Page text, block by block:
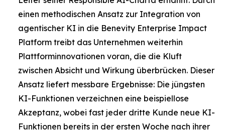
einen methodischen Ansatz zur Integration von
agentischer KI in die Benevity Enterprise Impact
Platform treibt das Unternehmen weiterhin
Plattforminnovationen voran, die die Kluft
zwischen Absicht und Wirkung überbrücken. Dieser
Ansatz liefert messbare Ergebnisse: Die jüngsten
KI-Funktionen verzeichnen eine beispiellose
Akzeptanz, wobei fast jeder dritte Kunde neue KI-
Funktionen bereits in der ersten Woche nach ihrer